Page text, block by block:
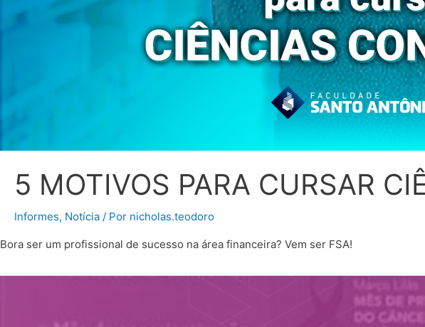
5 MOTIVOS PARA CURSAR
Informes, Notícia / Por nicholas.teodoro
Bora ser um profissional de sucesso na área financeira? Vem ser FSA!